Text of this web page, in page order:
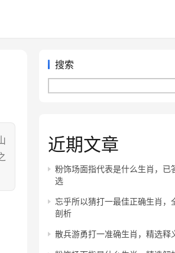
搜索
近期文章
粉饰场面指代表是什么生肖，已
选
忘乎所以猜打一最佳正确生肖，
剖析
散兵游勇打一准确生肖，精选释